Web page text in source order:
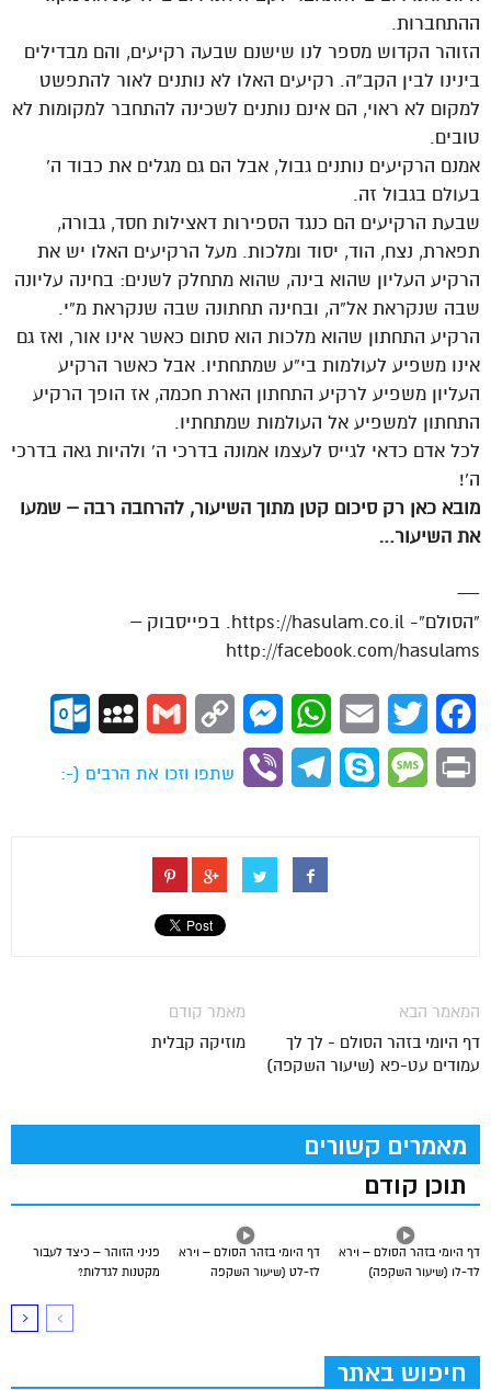
ההתחברות.
הזוהר הקדוש מספר לנו שישנם שבעה רקיעים, והם מבדילים
בינינו לבין הקב”ה. רקיעים האלו לא נותנים לאור להתפשט
למקום לא ראוי, הם אינם נותנים לשכינה להתחבר למקומות לא
טובים.
אמנם הרקיעים נותנים גבול, אבל הם גם מגלים את כבוד ה’
בעולם בגבול זה.
שבעת הרקיעים הם כנגד הספירות דאצילות חסד, גבורה,
תפארת, נצח, הוד, יסוד ומלכות. מעל הרקיעים האלו יש את
הרקיע העליון שהוא בינה, שהוא מתחלק לשנים: בחינה עליונה
שבה שנקראת אל”ה, ובחינה תחתונה שבה שנקראת מ”י.
הרקיע התחתון שהוא מלכות הוא סתום כאשר אינו אור, ואז גם
אינו משפיע לעולמות בי”ע שמתחתיו. אבל כאשר הרקיע
העליון משפיע לרקיע התחתון הארת חכמה, אז הופך הרקיע
התחתון למשפיע אל העולמות שמתחתיו.
לכל אדם כדאי לגייס לעצמו אמונה בדרכי ה’ ולהיות גאה בדרכי
ה’!
מובא כאן רק סיכום קטן מתוך השיעור, להרחבה רבה – שמעו
את השיעור…
—
“הסולם”- https://hasulam.co.il. בפייסבוק –
http://facebook.com/hasulams
Facebook
Twitter
Email
WhatsApp
Messenger
Copy
Gmail
MySpace
Print
Message
Skype
Telegram
Viber
שתפו וזכו את הרבים (-:
מאמר קודם
מוזיקה קבלית
המאמר הבא
דף היומי בזהר הסולם - לך לך
עמודים עט-פא (שיעור השקפה)
מאמרים קשורים
תוכן קודם
פניני הזוהר – כיצד לעבור
מקטנות לגדלות?
דף היומי בזהר הסולם – וירא
לז-לט (שיעור השקפה
דף היומי בזהר הסולם – וירא
לד-לו (שיעור השקפה)
חיפוש באתר